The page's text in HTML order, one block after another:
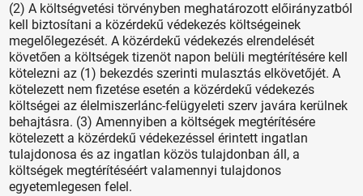
(2) A költségvetési törvényben meghatározott előirányzatból
kell biztosítani a közérdekű védekezés költségeinek
megelőlegezését. A közérdekű védekezés elrendelését
követően a költségek tizenöt napon belüli megtérítésére kell
kötelezni az (1) bekezdés szerinti mulasztás elkövetőjét. A
kötelezett nem fizetése esetén a közérdekű védekezés
költségei az élelmiszerlánc-felügyeleti szerv javára kerülnek
behajtásra. (3) Amennyiben a költségek megtérítésére
kötelezett a közérdekű védekezéssel érintett ingatlan
tulajdonosa és az ingatlan közös tulajdonban áll, a
költségek megtérítéséért valamennyi tulajdonos
egyetemlegesen felel.